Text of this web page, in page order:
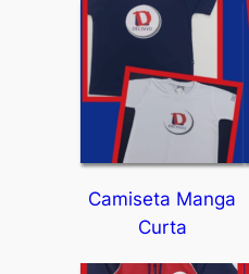
Camiseta Manga
Curta